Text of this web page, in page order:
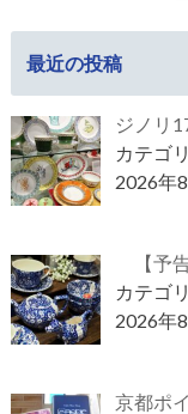
最近の投稿
ジノリ
カテゴ
2026年
【予
カテゴ
2026年
京都ポ